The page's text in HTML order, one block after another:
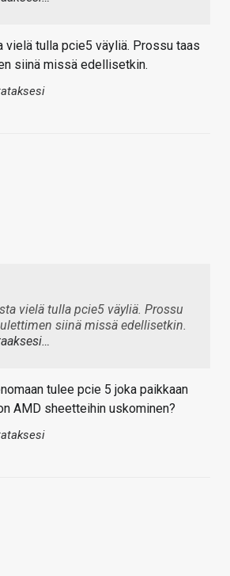
vielä tulla pcie5 väyliä. Prossu taas
siinä missä edellisetkin.
vielä tulla pcie5 väyliä. Prossu
siinä missä edellisetkin.
tulee pcie 5 joka paikkaan
AMD sheetteihin uskominen?